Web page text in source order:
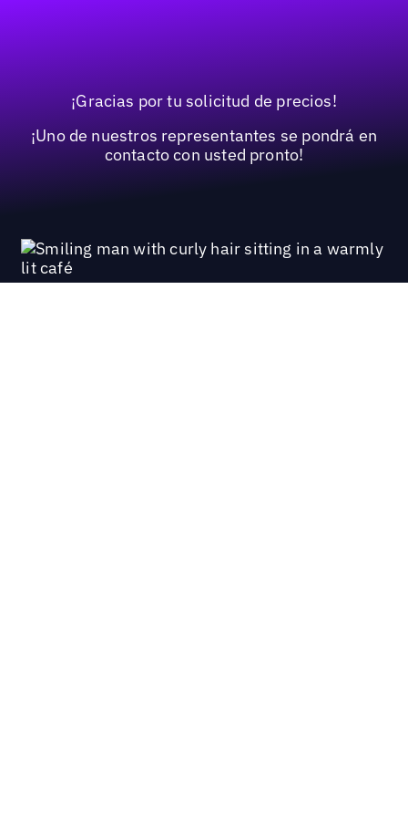
¡Gracias por tu solicitud de precios!
¡Uno de nuestros representantes se pondrá en
contacto con usted pronto!